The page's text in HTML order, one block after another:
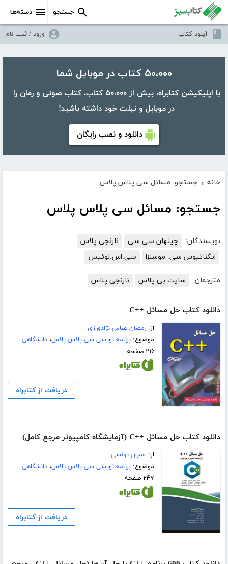
دسته‌ها جستجو
آپلود کتاب ورود / ثبت نام
۵۰،۰۰۰ کتاب در موبایل شما
با اپلیکیشن کتابراه، بیش از ۵۰،۰۰۰ کتاب، کتاب صوتی و رمان را
در موبایل و تبلت خود داشته باشید!
دانلود و نصب رایگان
خانه › جستجو: مسائل سی پلاس پلاس
جستجو: مسائل سی پلاس پلاس
نویسندگان: چینهان سی سی
نارنجی پلاس
ایگناتیوس سی. موسنزا
سی.اس.لوئیس
مترجمان: سایت بی پلاس نارنجی پلاس
دانلود کتاب حل مسائل ++C
از:رمضان عباس نژادورزی
موضوع:برنامه نویسی سی پلاس پلاس،دانشگاهی
۲۱۶ صفحه
دریافت از کتابراه
دانلود کتاب حل مسائل ++C (آزمایشگاه کامپیوتر مرجع کامل)
از: عمران یونسی
موضوع:برنامه نویسی سی پلاس پلاس،دانشگاهی
۲۴۷ صفحه
دریافت از کتابراه